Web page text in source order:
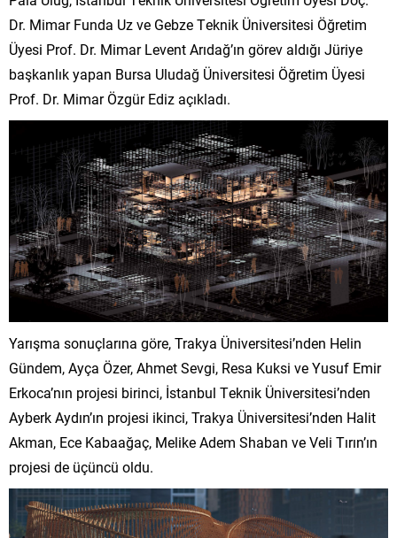
Dr. Mimar Funda Uz ve Gebze Teknik Üniversitesi Öğretim
Üyesi Prof. Dr. Mimar Levent Arıdağ’ın görev aldığı Jüriye
başkanlık yapan Bursa Uludağ Üniversitesi Öğretim Üyesi
Prof. Dr. Mimar Özgür Ediz açıkladı.
Yarışma sonuçlarına göre, Trakya Üniversitesi’nden Helin
Gündem, Ayça Özer, Ahmet Sevgi, Resa Kuksi ve Yusuf Emir
Erkoca’nın projesi birinci, İstanbul Teknik Üniversitesi’nden
Ayberk Aydın’ın projesi ikinci, Trakya Üniversitesi’nden Halit
Akman, Ece Kabaağaç, Melike Adem Shaban ve Veli Tırın’ın
projesi de üçüncü oldu.